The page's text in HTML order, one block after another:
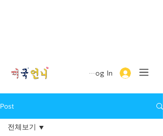
Log In
Post
전체보기